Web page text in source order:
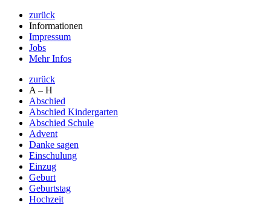
zurück
Informationen
Impressum
Jobs
Mehr Infos
zurück
A – H
Abschied
Abschied Kindergarten
Abschied Schule
Advent
Danke sagen
Einschulung
Einzug
Geburt
Geburtstag
Hochzeit